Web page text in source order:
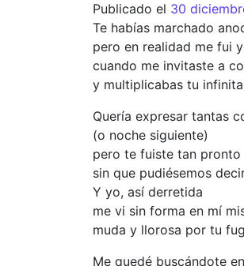
Publicado el 30
Te habías marchado
pero en realidad me fui
cuando me invitaste a
y multiplicabas tu
Quería expresar tantas
(o noche siguiente)
pero te fuiste tan pronto
sin que pudiésemos
Y yo, así derretida
me vi sin forma en mí
muda y llorosa por tu
Me quedé buscándote